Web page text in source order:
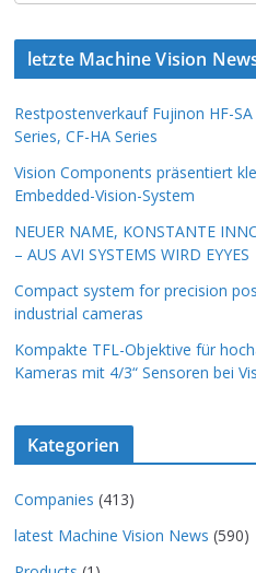
letzte Machine Vision
Restpostenverkauf Fujinon HF-
Series, CF-HA Series
Vision Components präsentiert
Embedded-Vision-System
NEUER NAME, KONSTANTE
– AUS AVI SYSTEMS WIRD EYYES
Compact system for precision
industrial cameras
Kompakte TFL-Objektive für
Kameras mit 4/3“ Sensoren bei
Kategorien
Companies (413)
latest Machine Vision News (590)